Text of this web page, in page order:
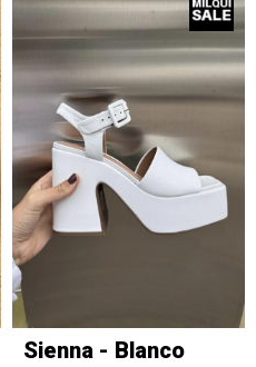
Sienna - Blanco